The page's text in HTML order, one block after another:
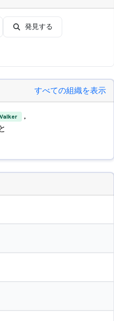
発見する
すべての組織を表示
,